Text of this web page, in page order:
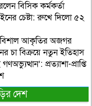
বিসিক কর্মকর্তা
চেষ্টা: রুখে দিলো ৫২
বিশাল আকৃতির অজগর
চা বিক্রয়ে নতুন ইতিহাস
প্রত্যাশা-প্রাপ্তি
দেশ